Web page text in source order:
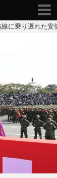
に乗り遅れた安